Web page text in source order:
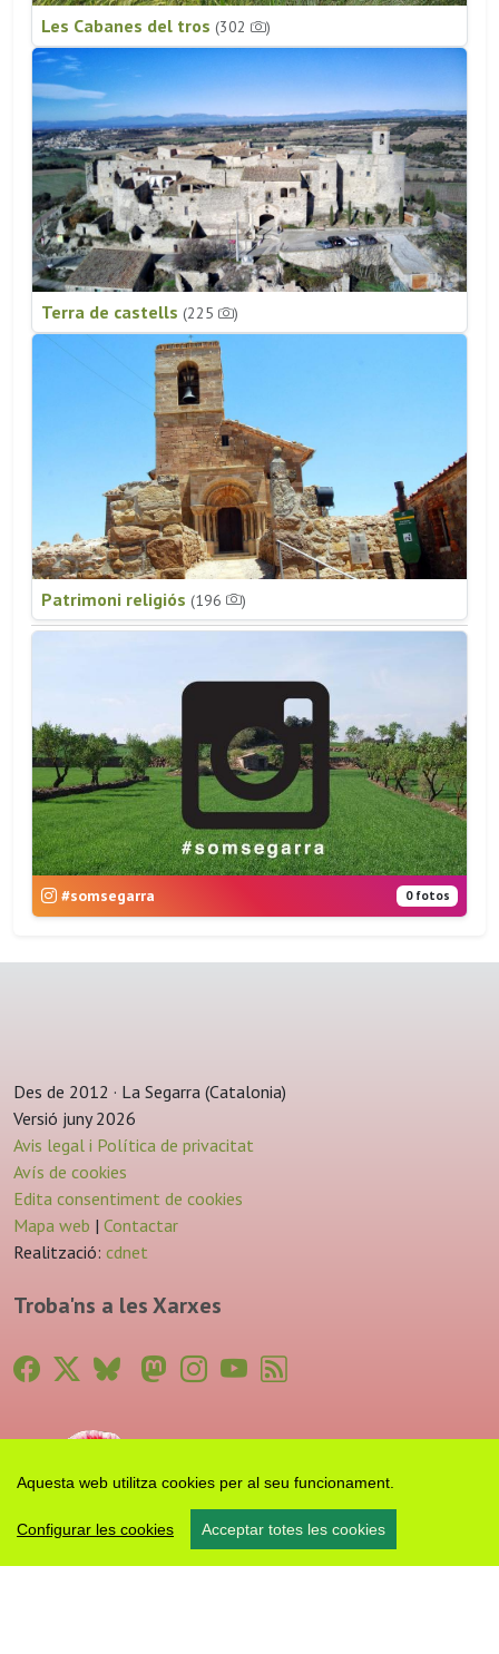
Aquesta web utilitza cookies per al seu funcionament.
Configurar les cookies Acceptar totes les cookies
Les Cabanes del tros (302 )
Terra de castells (225 )
Patrimoni religiós (196 )
#somsegarra 0 fotos
Des de 2012 · La Segarra (Catalonia)
Versió juny 2026
Avis legal i Política de privacitat
Avís de cookies
Edita consentiment de cookies
Mapa web | Contactar
Realització: cdnet
Troba'ns a les Xarxes